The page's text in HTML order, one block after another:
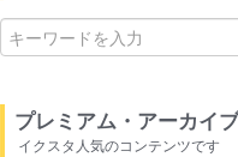
プレミアム・アーカイ
イクスタ人気のコンテンツです